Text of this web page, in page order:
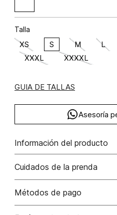
Talla
XS S M L
XXXL
XXXXL
GUIA DE TALLAS
Asesoría
Información del producto
algodón 100%
Cuidados de la prenda
Lavar con colores similares. no
Métodos de pago